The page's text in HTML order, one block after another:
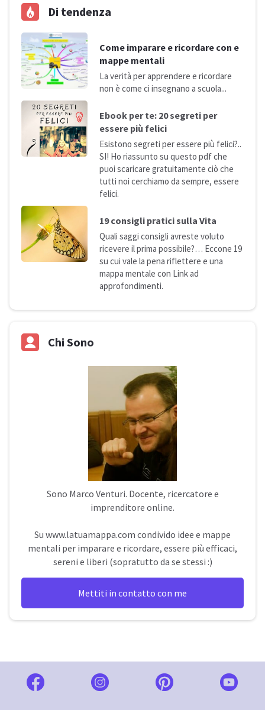
Di tendenza
Come imparare e ricordare con e
mappe mentali
La verità per apprendere e ricordare
non è come ci insegnano a scuola...
Ebook per te: 20 segreti per
essere più felici
Esistono segreti per essere più felici?..
SI! Ho riassunto su questo pdf che
puoi scaricare gratuitamente ciò che
tutti noi cerchiamo da sempre, essere
felici.
19 consigli pratici sulla Vita
Quali saggi consigli avreste voluto
ricevere il prima possibile?… Eccone 19
su cui vale la pena riflettere e una
mappa mentale con Link ad
approfondimenti.
Chi Sono
Sono Marco Venturi. Docente, ricercatore e
imprenditore online.
Su www.latuamappa.com condivido idee e mappe
mentali per imparare e ricordare, essere più efficaci,
sereni e liberi (sopratutto da se stessi :)
Mettiti in contatto con me